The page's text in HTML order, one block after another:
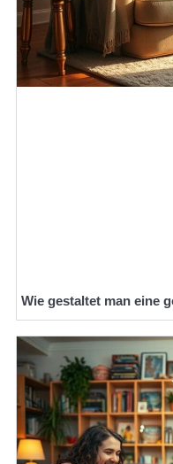
Wie gestaltet man eine